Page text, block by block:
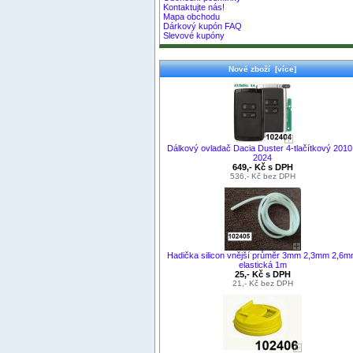
Kontaktujte nás!
Mapa obchodu
Dárkový kupón FAQ
Slevové kupóny
Nové zboží [více]
Dálkový ovladač Dacia Duster 4-tlačítkový
2024
649,- Kč s DPH
536,- Kč bez DPH
Hadička silicon vnější průměr 3mm 2,3mm
elastická 1m
25,- Kč s DPH
21,- Kč bez DPH